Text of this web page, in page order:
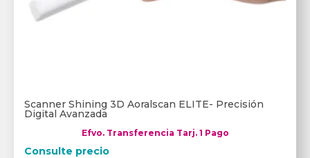
Scanner Shining 3D Aoralscan ELITE- Precisión
Digital Avanzada
Efvo. Transferencia Tarj. 1 Pago
Consulte precio